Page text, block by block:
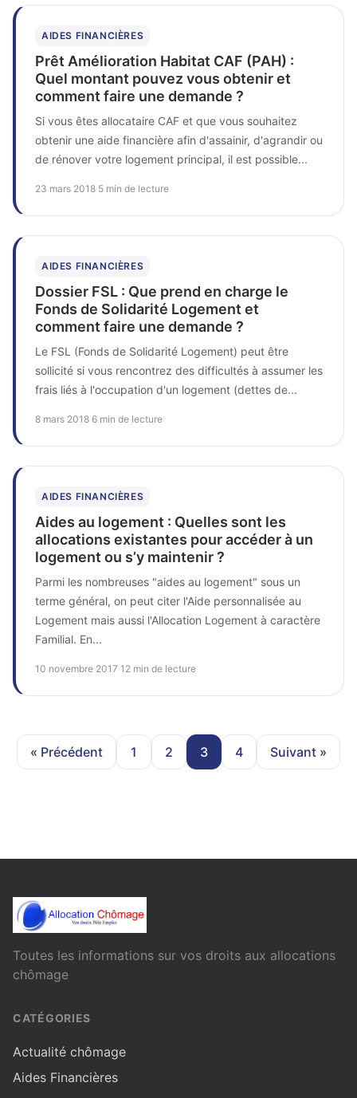
AIDES FINANCIÈRES
Prêt Amélioration Habitat CAF (PAH) :
Quel montant pouvez vous obtenir et
comment faire une demande ?
Si vous êtes allocataire CAF et que vous souhaitez
obtenir une aide financière afin d'assainir, d'agrandir ou
de rénover votre logement principal, il est possible...
23 mars 2018 5 min de lecture
AIDES FINANCIÈRES
Dossier FSL : Que prend en charge le
Fonds de Solidarité Logement et
comment faire une demande ?
Le FSL (Fonds de Solidarité Logement) peut être
sollicité si vous rencontrez des difficultés à assumer les
frais liés à l'occupation d'un logement (dettes de...
8 mars 2018 6 min de lecture
AIDES FINANCIÈRES
Aides au logement : Quelles sont les
allocations existantes pour accéder à un
logement ou s’y maintenir ?
Parmi les nombreuses "aides au logement" sous un
terme général, on peut citer l'Aide personnalisée au
Logement mais aussi l'Allocation Logement à caractère
Familial. En...
10 novembre 2017 12 min de lecture
« Précédent 1 2 3 4 Suivant »
Toutes les informations sur vos droits aux allocations
chômage
CATÉGORIES
Actualité chômage
Aides Financières